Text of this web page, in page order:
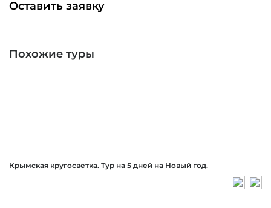
Оставить заявку
Похожие туры
Крымская кругосветка. Тур на 5 дней на Новый год.